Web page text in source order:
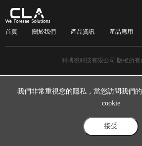
我們非常重視您的隱私，當您訪問我們
cookie
接受
首頁 關於我們 產品資訊 產品應用
科博視科技有限公司 版權所有